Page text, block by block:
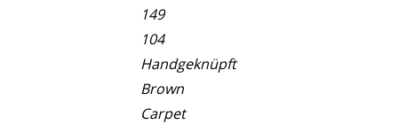
149
104
Handgeknüpft
Brown
Carpet